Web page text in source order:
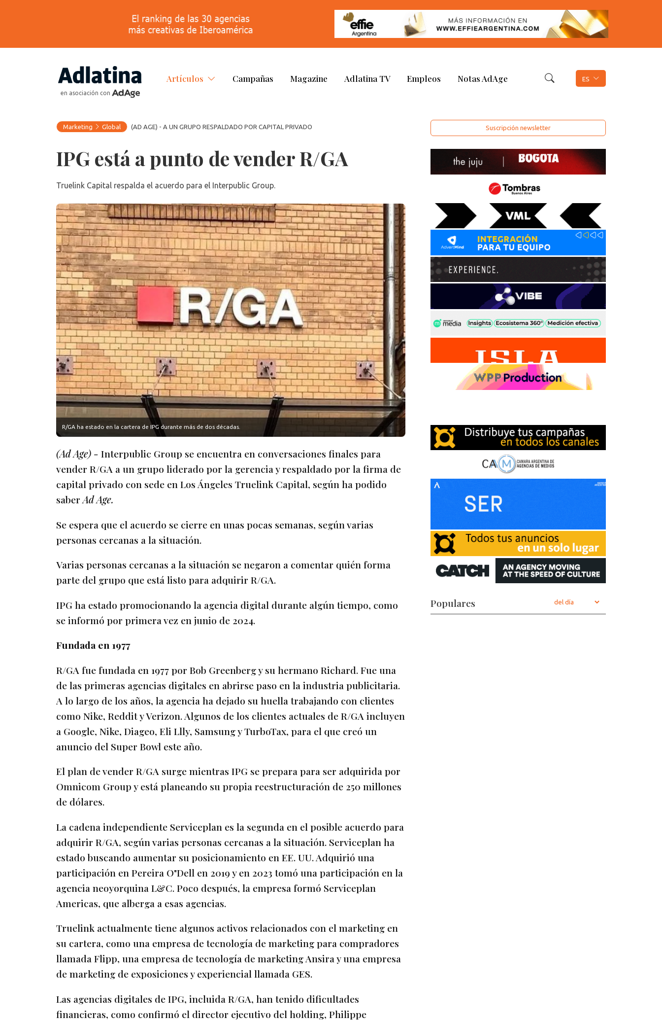
en asociación con
Artículos Campañas Magazine Adlatina TV Empleos Notas AdAge ES
Marketing Global (AD AGE) - A UN GRUPO RESPALDADO POR CAPITAL PRIVADO
IPG está a punto de vender R/GA
Truelink Capital respalda el acuerdo para el Interpublic Group.
R/GA ha estado en la cartera de IPG durante más de dos décadas.
(Ad Age) - Interpublic Group se encuentra en conversaciones finales para
vender R/GA a un grupo liderado por la gerencia y respaldado por la firma de
capital privado con sede en Los Ángeles Truelink Capital, según ha podido
saberAd Age.
Se espera que el acuerdo se cierre en unas pocas semanas, según varias
personas cercanas a la situación.
Varias personas cercanas a la situación se negaron a comentar quién forma
parte del grupo que está listo para adquirir R/GA.
IPG ha estado promocionando la agencia digital durante algún tiempo, como
se informó por primera vez en junio de 2024.
Fundada en 1977
R/GA fue fundada en 1977 por Bob Greenberg y su hermano Richard. Fue una
de las primeras agencias digitales en abrirse paso en la industria publicitaria.
A lo largo de los años, la agencia ha dejado su huella trabajando con clientes
como Nike, Reddit y Verizon. Algunos de los clientes actuales de R/GA incluyen
a Google, Nike, Diageo, Eli Llly, Samsung y TurboTax, para el que creó un
anuncio del Super Bowl este año.
El plan de vender R/GA surge mientras IPG se prepara para ser adquirida por
Omnicom Group y está planeando su propia reestructuración de 250 millones
de dólares.
La cadena independiente Serviceplan es la segunda en el posible acuerdo para
adquirir R/GA, según varias personas cercanas a la situación. Serviceplan ha
estado buscando aumentar su posicionamiento en EE. UU. Adquirió una
participación en Pereira O"Dell en 2019 y en 2023 tomó una participación en la
agencia neoyorquina L&C. Poco después, la empresa formó Serviceplan
Americas, que alberga a esas agencias.
Truelink actualmente tiene algunos activos relacionados con el marketing en
su cartera, como una empresa de tecnología de marketing para compradores
llamada Flipp, una empresa de tecnología de marketing Ansira y una empresa
de marketing de exposiciones y experiencial llamada GES.
Las agencias digitales de IPG, incluida R/GA, han tenido dificultades
financieras, como confirmó el director ejecutivo del holding, Philippe
Suscripción newsletter
Populares